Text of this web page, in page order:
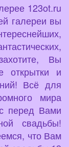
123ot.ru
галереи вы
Вы
открытки и
Всё для
мира
перед Вами
свадьбы!
что Вам